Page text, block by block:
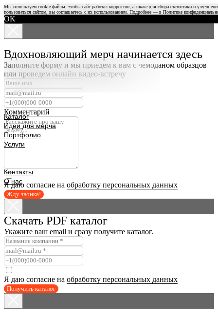
Каталог
Идеи для мерча
Портфолио
Услуги
Контакты
О нас
Мы используем cookie-файлы, чтобы сайт работал корректно, а также для сбора статистики и
пользоваться сайтом, вы соглашаетесь с их использованием. Подробнее — в Политике
OK
Вдохновляющий мерч начинается здесь
Заполните форму и мы приедем к вам с чемоданом образцов
или проведем онлайн видео-встречу
Комментарий
Я даю согласие на обработку персональных данных
Жду звонка!
Скачать PDF каталог
Укажите ваш email и сразу получите каталог.
Я даю согласие на обработку персональных данных
Получить каталог